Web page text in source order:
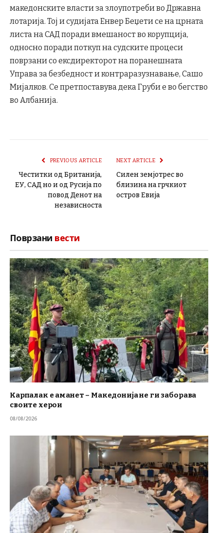
македонските власти за злоупотреби во Државна
лотарија. Тој и судијата Енвер Беџети се на црната
листа на САД поради вмешаност во корупција,
односно поради поткуп на судските процеси
поврзани со ексдиректорот на поранешната
Управа за безбедност и контраразузнавање, Сашо
Мијалков. Се претпоставува дека Груби е во бегство
во Албанија.
PREVIOUS ARTICLE
Честитки од Британија,
ЕУ, САД но и од Русија по
повод Денот на
независноста
NEXT ARTICLE
Силен земјотрес во
близина на грчкиот
остров Евија
Поврзани вести
Карпалак е аманет – Македонија не ги заборава
своите херои
08/08/2026